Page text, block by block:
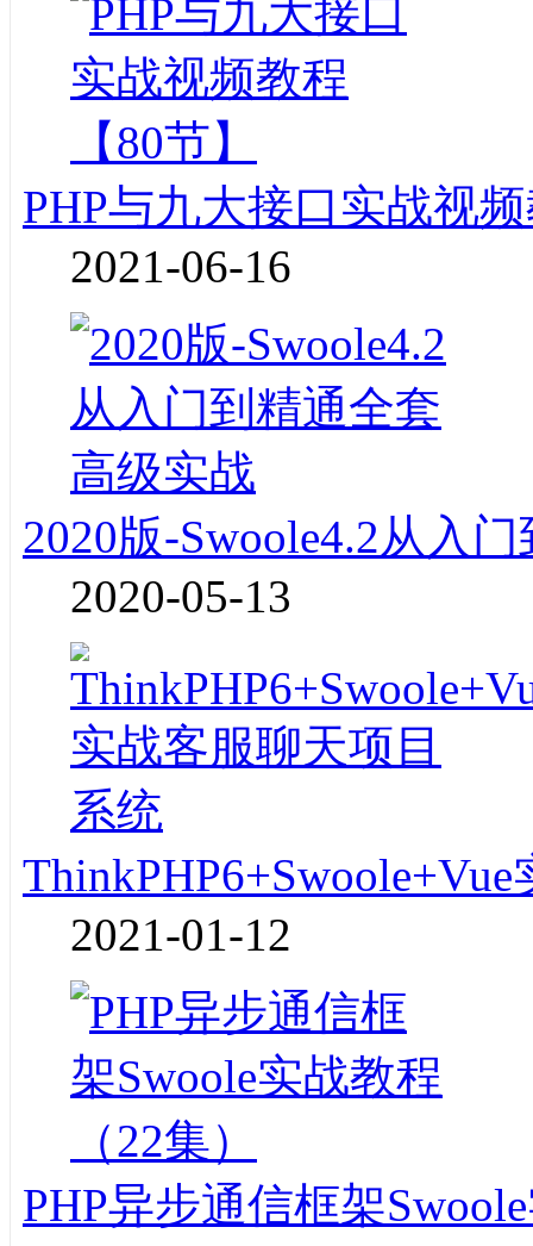
PHP与九大接口实战视
2021-06-16
2020版-Swoole4.2从入
2020-05-13
2021-01-12
PHP异步通信框架